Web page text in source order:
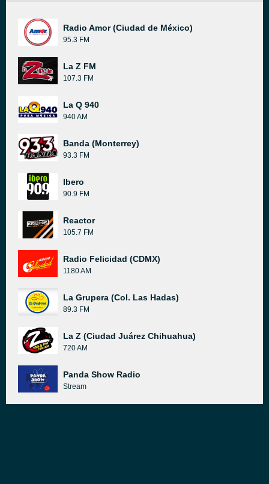
Radio Amor (Ciudad de México)
95.3 FM
La Z FM
107.3 FM
La Q 940
940 AM
Banda (Monterrey)
93.3 FM
Ibero
90.9 FM
Reactor
105.7 FM
Radio Felicidad (CDMX)
1180 AM
La Grupera (Col. Las Hadas)
89.3 FM
La Z (Ciudad Juárez Chihuahua)
720 AM
Panda Show Radio
Stream